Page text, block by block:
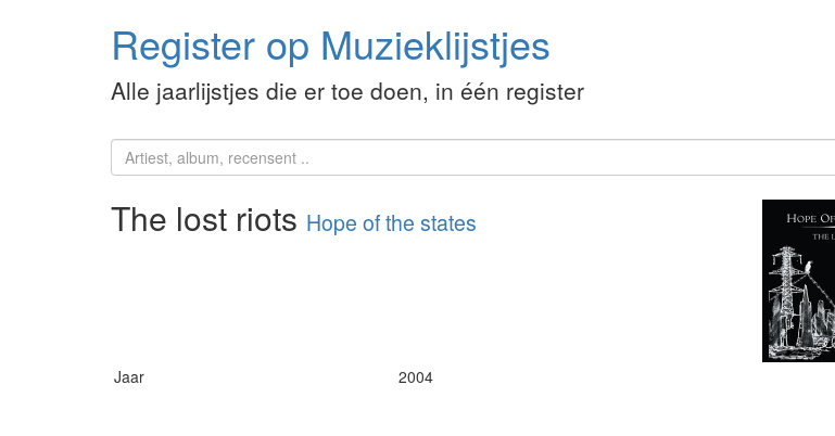
Register op Muzieklijstjes
Alle jaarlijstjes die er toe doen, in één register
The lost riots Hope of the states
Jaar 2004